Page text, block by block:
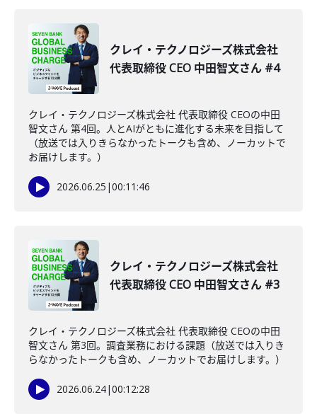
クレイ・テクノロジーズ株式会社
代表取締役 CEO 中田智文さん #4
クレイ・テクノロジーズ株式会社 代表取締役 CEOの中田
智文さん 第4回。人とAIがともに進化する未来を目指して
（放送では入りきらなかったトークも含め、ノーカットで
お届けします。）
2026.06.25 |00:11:46
クレイ・テクノロジーズ株式会社
代表取締役 CEO 中田智文さん #3
クレイ・テクノロジーズ株式会社 代表取締役 CEOの中田
智文さん 第3回。調査業務における課題（放送では入りき
らなかったトークも含め、ノーカットでお届けします。）
2026.06.24|00:12:28